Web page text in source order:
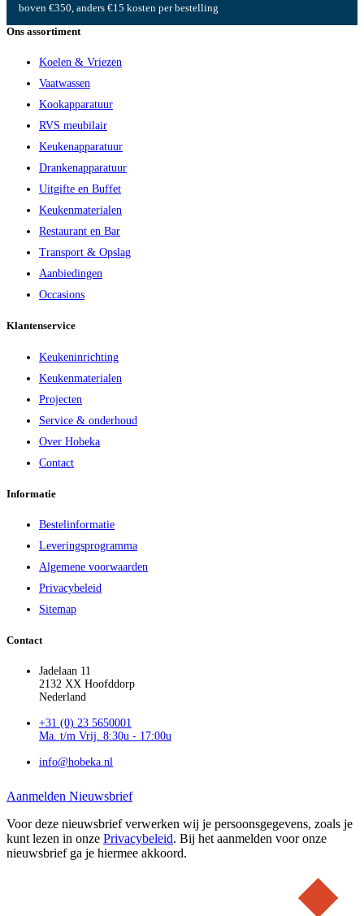
boven €350, anders €15 kosten per bestelling
Ons assortiment
Koelen & Vriezen
Vaatwassen
Kookapparatuur
RVS meubilair
Keukenapparatuur
Drankenapparatuur
Uitgifte en Buffet
Keukenmaterialen
Restaurant en Bar
Transport & Opslag
Aanbiedingen
Occasions
Klantenservice
Keukeninrichting
Keukenmaterialen
Projecten
Service & onderhoud
Over Hobeka
Contact
Informatie
Bestelinformatie
Leveringsprogramma
Algemene voorwaarden
Privacybeleid
Sitemap
Contact
Jadelaan 11
2132 XX Hoofddorp
Nederland
+31 (0) 23 5650001
Ma. t/m Vrij. 8:30u - 17:00u
info@hobeka.nl
Aanmelden Nieuwsbrief
Voor deze nieuwsbrief verwerken wij je persoonsgegevens, zoals je
kunt lezen in onze Privacybeleid. Bij het aanmelden voor onze
nieuwsbrief ga je hiermee akkoord.